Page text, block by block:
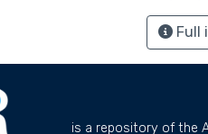
Full
is a repository of the